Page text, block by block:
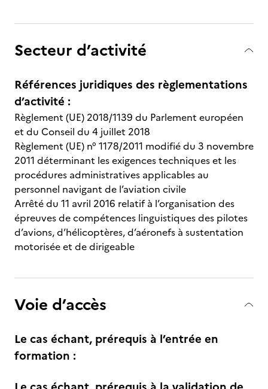
Secteur d’activité
Références juridiques des règlementations
d’activité :
Règlement (UE) 2018/1139 du Parlement européen
et du Conseil du 4 juillet 2018
Règlement (UE) n° 1178/2011 modifié du 3 novembre
2011 déterminant les exigences techniques et les
procédures administratives applicables au
personnel navigant de l’aviation civile
Arrêté du 11 avril 2016 relatif à l’organisation des
épreuves de compétences linguistiques des pilotes
d’avions, d’hélicoptères, d’aéronefs à sustentation
motorisée et de dirigeable
Voie d’accès
Le cas échant, prérequis à l’entrée en
formation :